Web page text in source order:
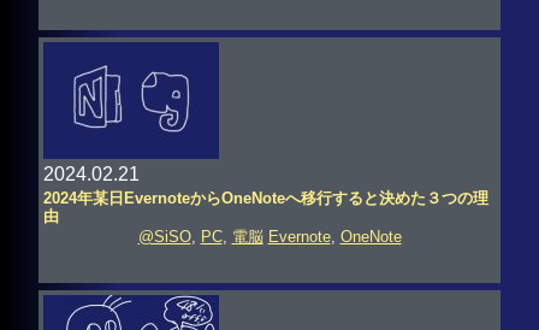
2024.02.21
2024年某日EvernoteからOneNoteへ移行すると決めた３つの理
由
@SiSO, PC, 電脳 Evernote, OneNote